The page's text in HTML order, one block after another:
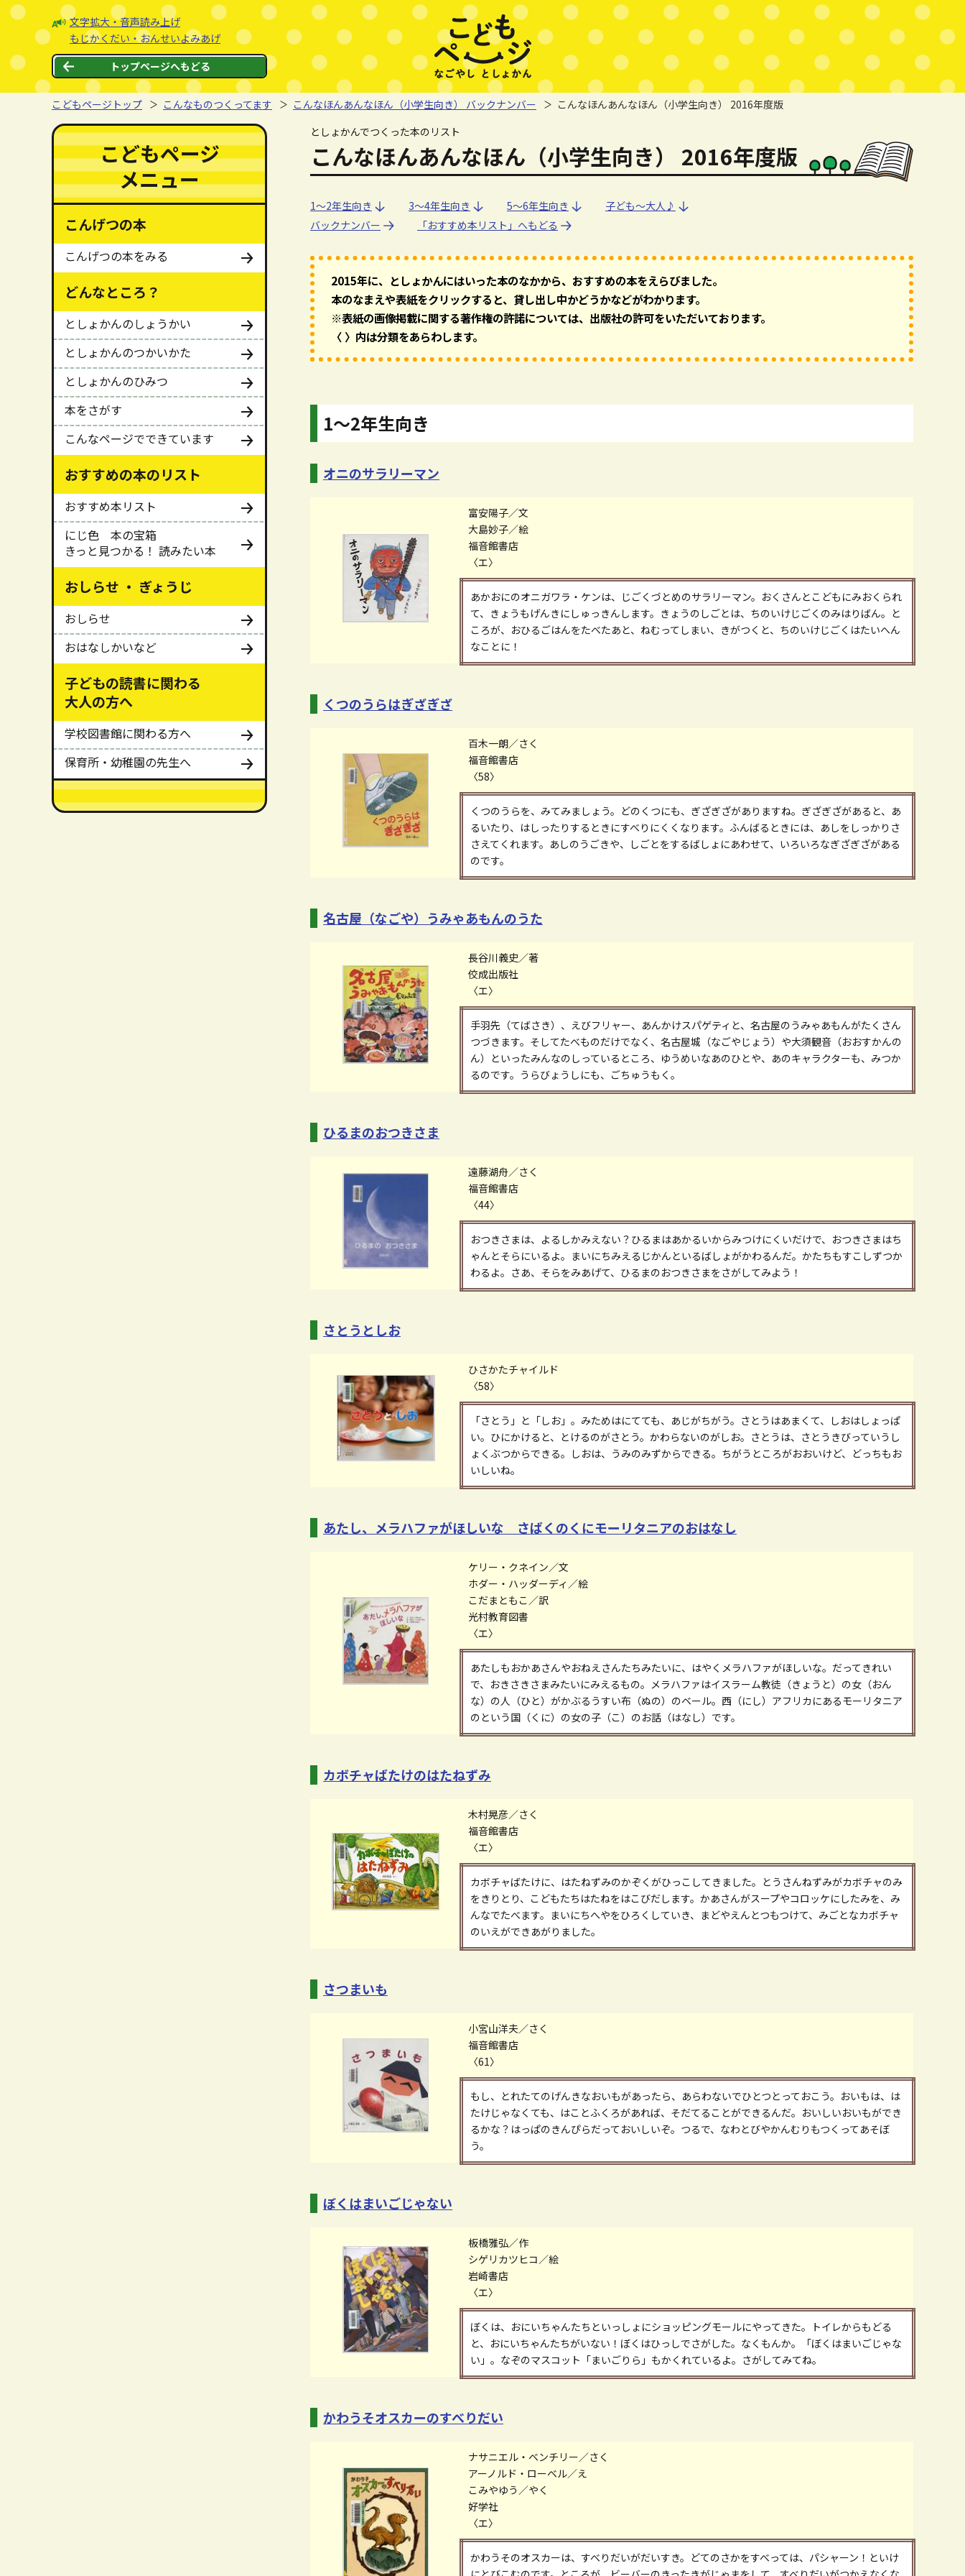
ページの先頭です。
本文へジャンプする。
文字拡大・音声読み上げ
もじかくだい・おんせいよみあげ
トップページへもどる
こどもページトップ こんなものつくってます こんなほんあんなほん（小学生向き） バックナンバー
こんなほんあんなほん（小学生向き） 2016年度版
ここから本文です。ここからメインメニューです。
メインメニューをスキップする
こどもページ
メニュー
こんげつの本
こんげつの本をみる
どんなところ？
としょかんのしょうかい
としょかんのつかいかた
としょかんのひみつ
本をさがす
こんなページでできています
おすすめの本のリスト
おすすめ本リスト
にじ色 本の宝箱
きっと見つかる！ 読みたい本
おしらせ ・ ぎょうじ
おしらせ
おはなしかいなど
子どもの読書に関わる
大人の方へ
学校図書館に関わる方へ
保育所・幼稚園の先生へ
メインメニューここまで。
としょかんでつくった本のリスト
こんなほんあんなほん（小学生向き） 2016年度版
1～2年生向き
1～2年生向き 3～4年生向き
3～4年生向き 5～6年生向き
5～6年生向き 子ども～大人♪
子ども～大人♪
バックナンバー
「おすすめ本リスト」へもどる
2015年に、としょかんにはいった本のなかから、おすすめの本をえらびました。
本のなまえや表紙をクリックすると、貸し出し中かどうかなどがわかります。
※表紙の画像掲載に関する著作権の許諾については、出版社の許可をいただいております。
〈 〉内は分類をあらわします。
1～2年生向き
オニのサラリーマン
富安陽子／文
大島妙子／絵
福音館書店
〈エ〉
あかおにのオニガワラ・ケンは、じごくづとめのサラリーマン。おくさんとこどもにみおくられ
て、きょうもげんきにしゅっきんします。きょうのしごとは、ちのいけじごくのみはりばん。と
ころが、おひるごはんをたべたあと、ねむってしまい、きがつくと、ちのいけじごくはたいへん
なことに！
くつのうらはぎざぎざ
百木一朗／さく
福音館書店
〈58〉
くつのうらを、みてみましょう。どのくつにも、ぎざぎざがありますね。ぎざぎざがあると、あ
るいたり、はしったりするときにすべりにくくなります。ふんばるときには、あしをしっかりさ
さえてくれます。あしのうごきや、しごとをするばしょにあわせて、いろいろなぎざぎざがある
のです。
名古屋（なごや）うみゃあもんのうた
長谷川義史／著
佼成出版社
〈エ〉
手羽先（てばさき）、えびフリャー、あんかけスパゲティと、名古屋のうみゃあもんがたくさん
つづきます。そしてたべものだけでなく、名古屋城（なごやじょう）や大須観音（おおすかんの
ん）といったみんなのしっているところ、ゆうめいなあのひとや、あのキャラクターも、みつか
るのです。うらびょうしにも、ごちゅうもく。
ひるまのおつきさま
遠藤湖舟／さく
福音館書店
〈44〉
おつきさまは、よるしかみえない？ひるまはあかるいからみつけにくいだけで、おつきさまはち
ゃんとそらにいるよ。まいにちみえるじかんといるばしょがかわるんだ。かたちもすこしずつか
わるよ。さあ、そらをみあげて、ひるまのおつきさまをさがしてみよう！
さとうとしお
ひさかたチャイルド
〈58〉
「さとう」と「しお」。みためはにてても、あじがちがう。さとうはあまくて、しおはしょっぱ
い。ひにかけると、とけるのがさとう。かわらないのがしお。さとうは、さとうきびっていうし
ょくぶつからできる。しおは、うみのみずからできる。ちがうところがおおいけど、どっちもお
いしいね。
あたし、メラハファがほしいな さばくのくにモーリタニアのおはなし
ケリー・クネイン／文
ホダー・ハッダーディ／絵
こだまともこ／訳
光村教育図書
〈エ〉
あたしもおかあさんやおねえさんたちみたいに、はやくメラハファがほしいな。だってきれい
で、おきさきさまみたいにみえるもの。メラハファはイスラーム教徒（きょうと）の女（おん
な）の人（ひと）がかぶるうすい布（ぬの）のベール。西（にし）アフリカにあるモーリタニア
のという国（くに）の女の子（こ）のお話（はなし）です。
カボチャばたけのはたねずみ
木村晃彦／さく
福音館書店
〈エ〉
カボチャばたけに、はたねずみのかぞくがひっこしてきました。とうさんねずみがカボチャのみ
をきりとり、こどもたちはたねをはこびだします。かあさんがスープやコロッケにしたみを、み
んなでたべます。まいにちへやをひろくしていき、まどやえんとつもつけて、みごとなカボチャ
のいえができあがりました。
さつまいも
小宮山洋夫／さく
福音館書店
〈61〉
もし、とれたてのげんきなおいもがあったら、あらわないでひとつとっておこう。おいもは、は
たけじゃなくても、はことふくろがあれば、そだてることができるんだ。おいしいおいもができ
るかな？はっぱのきんぴらだっておいしいぞ。つるで、なわとびやかんむりもつくってあそぼ
う。
ぼくはまいごじゃない
板橋雅弘／作
シゲリカツヒコ／絵
岩崎書店
〈エ〉
ぼくは、おにいちゃんたちといっしょにショッピングモールにやってきた。トイレからもどる
と、おにいちゃんたちがいない！ぼくはひっしでさがした。なくもんか。「ぼくはまいごじゃな
い」。なぞのマスコット「まいごりら」もかくれているよ。さがしてみてね。
かわうそオスカーのすべりだい
ナサニエル・ベンチリー／さく
アーノルド・ローベル／え
こみやゆう／やく
好学社
〈エ〉
かわうそのオスカーは、すべりだいがだいすき。どてのさかをすべっては、パシャーン！といけ